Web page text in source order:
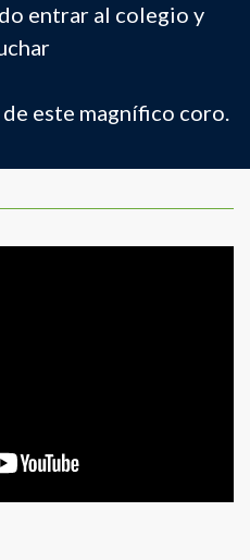
entrar al colegio y
este magnífico coro.